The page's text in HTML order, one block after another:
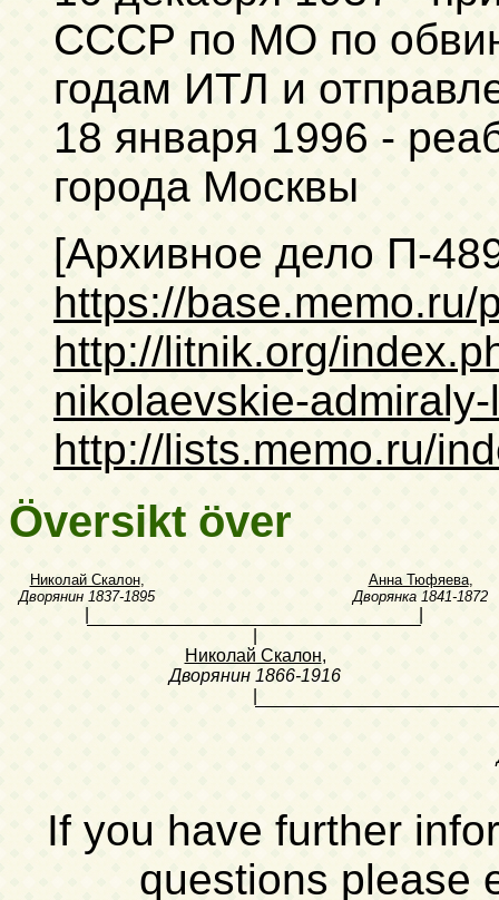
СССР по МО по
годам ИТЛ и
18 января 1996 -
города Москвы
[Архивное дело П-
https://base.memo.ru/
http://litnik.org/
nikolaevskie-
http://lists.memo.ru/
Översikt över
Николай Скалон,
Дворянин 1837-1895
Анна Тюфяева,
Дворянка 1841-1872
Николай Скалон,
Дворянин 1866-1916
If you have further
questions please